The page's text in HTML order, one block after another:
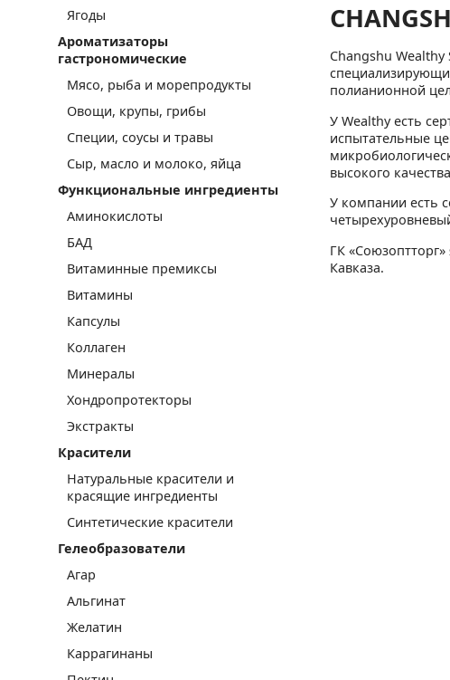
Changshu
полианионной
У Wealthy есть
испытательные
высокого
У компании есть
ГК
Кавказа.
Ягоды
Ароматизаторы
гастрономические
Мясо, рыба и морепродукты
Овощи, крупы, грибы
Специи, соусы и травы
Сыр, масло и молоко, яйца
Функциональные ингредиенты
Аминокислоты
БАД
Витаминные премиксы
Витамины
Капсулы
Коллаген
Минералы
Хондропротекторы
Экстракты
Красители
Натуральные красители и
красящие ингредиенты
Синтетические красители
Гелеобразователи
Агар
Альгинат
Желатин
Каррагинаны